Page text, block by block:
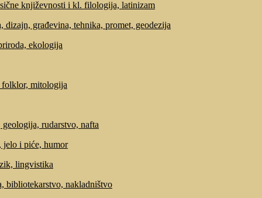
književnosti i kl. filologija, latinizam
dizajn, građevina, tehnika, promet, geodezija
ekologija
mitologija
rudarstvo, nafta
jelo i piće, humor
lingvistika
bibliotekarstvo, nakladništvo